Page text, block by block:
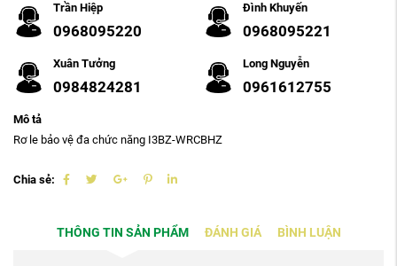
Trần Hiệp
0968095220
Đình Khuyến
0968095221
Xuân Tưởng
0984824281
Long Nguyễn
0961612755
Mô tả
Rơ le bảo vệ đa chức năng I3BZ-WRCBHZ
Chia sẻ:
THÔNG TIN SẢN PHẨM ĐÁNH GIÁ BÌNH LUẬN